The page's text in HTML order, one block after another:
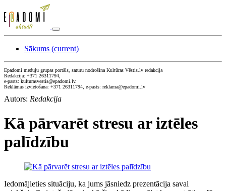
Sākums (current)
Epadomi meduju grupas portāls, saturu nodrošina Kultūras Vēstis.lv redakcija
Redakcija: +371 26311794,
e-pasts: kulturasvestis@epadomi.lv.
Reklāmas izvietošana: +371 26311794, e-pasts: reklama@epadomi.lv
Autors: Redakcija
Kā pārvarēt stresu ar iztēles
palīdzību
Iedomājieties situāciju, ka jums jāsniedz prezentācija savai